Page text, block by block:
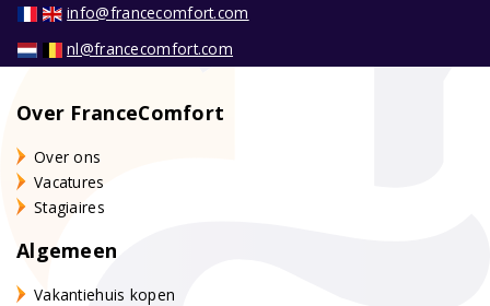
info@francecomfort.com
nl@francecomfort.com
Over FranceComfort
Over ons
Vacatures
Stagiaires
Algemeen
Vakantiehuis kopen